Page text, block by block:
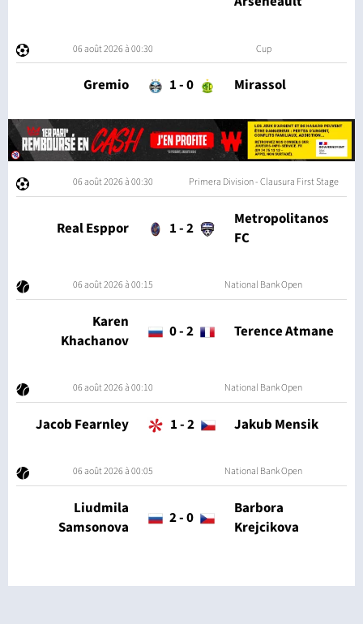
06 août 2026 à 00:30 Cup
Gremio 1-0 Mirassol
06 août 2026 à 00:30 Primera Division - Clausura First Stage
Real Esppor 1-2
Metropolitanos
FC
06 août 2026 à 00:15 National Bank Open
Karen
Khachanov
0-2 Terence Atmane
06 août 2026 à 00:10 National Bank Open
Jacob Fearnley 1-2 Jakub Mensik
06 août 2026 à 00:05 National Bank Open
Liudmila
Samsonova
2-0
Barbora
Krejcikova